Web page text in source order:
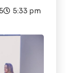
5:33 pm